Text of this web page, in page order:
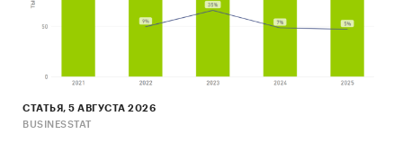
7. Экспертные оценки.
8. Интервью с производителями и другими
СТАТЬЯ, 5 АВГУСТА 2026
BUSINESSTAT